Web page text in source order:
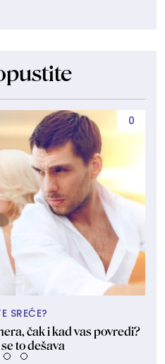
0
SREĆE?
čak i kad vas povredi?
to dešava